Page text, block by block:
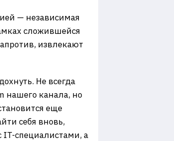
— независимая
сложившейся
извлекают
Не всегда
нашего канала, но
еще
себя вновь,
IT-специалистами, а